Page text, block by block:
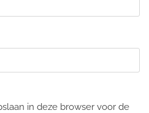
in deze browser voor de